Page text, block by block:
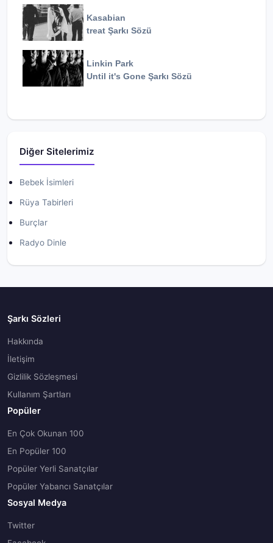
Kasabian
treat Şarkı Sözü
Linkin Park
Until it's Gone Şarkı Sözü
Diğer Sitelerimiz
Bebek İsimleri
Rüya Tabirleri
Burçlar
Radyo Dinle
Şarkı Sözleri
Hakkında
İletişim
Gizlilik Sözleşmesi
Kullanım Şartları
Popüler
En Çok Okunan 100
En Popüler 100
Popüler Yerli Sanatçılar
Popüler Yabancı Sanatçılar
Sosyal Medya
Twitter